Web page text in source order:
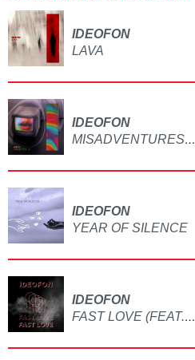
IDEOFON
LAVA
IDEOFON
MISADVENTURES IN BROADCASTING
IDEOFON
YEAR OF SILENCE
IDEOFON
FAST LOVE (FEAT. ROSIE JAMES)